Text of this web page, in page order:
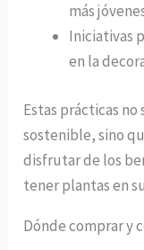
más
Iniciativas
en la
Estas prácticas no
sostenible, sino
disfrutar de los
tener plantas en
Dónde comprar y